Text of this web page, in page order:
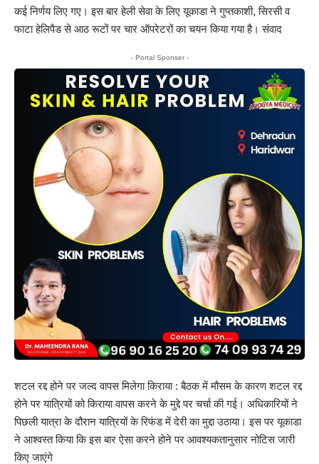
कई निर्णय लिए गए। इस बार हेली सेवा के लिए यूकाडा ने गुप्तकाशी, सिरसी व
फाटा हेलिपैड से आठ रूटों पर चार ऑपरेटरों का चयन किया गया है। संवाद
- Portal Sponser -
शटल रद्द होने पर जल्द वापस मिलेगा किराया : बैठक में मौसम के कारण शटल रद्द
होने पर यात्रियों को किराया वापस करने के मुद्दे पर चर्चा की गई। अधिकारियों ने
पिछली यात्रा के दौरान यात्रियों के रिफंड में देरी का मुद्दा उठाया। इस पर यूकाडा
ने आश्वस्त किया कि इस बार ऐसा करने होने पर आवश्यकतानुसार नोटिस जारी
किए जाएंगे